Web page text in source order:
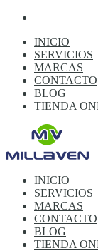
INICIO
SERVICIOS
MARCAS
CONTACTO
BLOG
TIENDA
INICIO
SERVICIOS
MARCAS
CONTACTO
BLOG
TIENDA